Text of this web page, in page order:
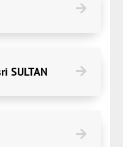
SULTAN